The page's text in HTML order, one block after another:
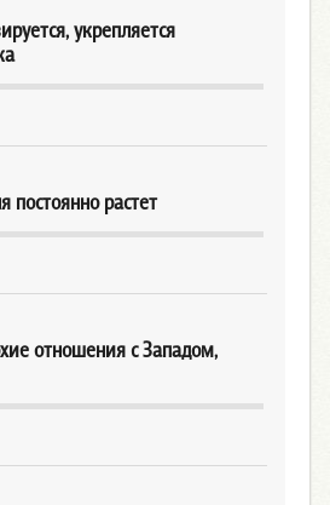
укрепляется
постоянно растет
отношения с Западом,